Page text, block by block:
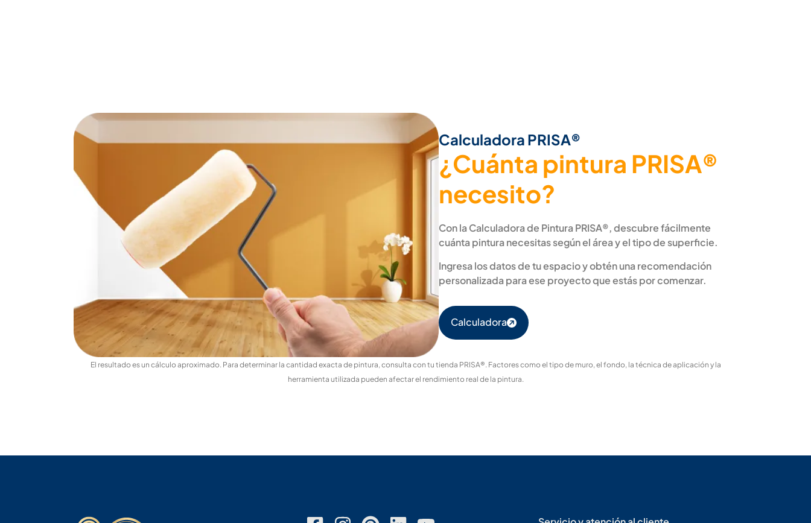
Calculadora PRISA®
¿Cuánta pintura PRISA®
necesito?
Con la Calculadora de Pintura PRISA®, descubre fácilmente
cuánta pintura necesitas según el área y el tipo de superficie.
Ingresa los datos de tu espacio y obtén una recomendación
personalizada para ese proyecto que estás por comenzar.
Calculadora
El resultado es un cálculo aproximado. Para determinar la cantidad exacta de pintura, consulta con tu tienda PRISA®. Factores como el tipo de muro, el fondo, la técnica de aplicación y la
herramienta utilizada pueden afectar el rendimiento real de la pintura.